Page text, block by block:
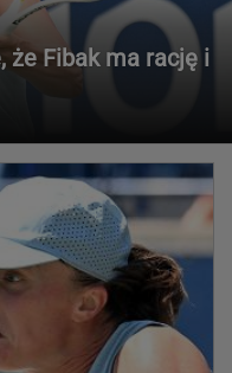
że Fibak ma rację i